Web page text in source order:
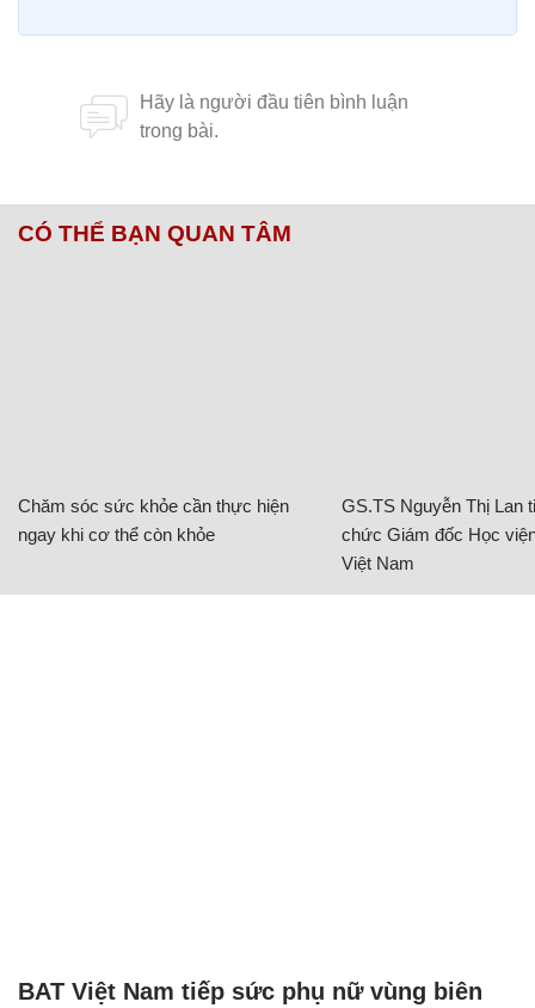
CÓ THỂ BẠN QUAN TÂM
Chăm sóc sức khỏe cần thực hiện
ngay khi cơ thể còn khỏe
GS.TS Nguyễn Thị Lan
chức Giám đốc Học
Việt Nam
BAT Việt Nam tiếp sức phụ nữ vùng biên